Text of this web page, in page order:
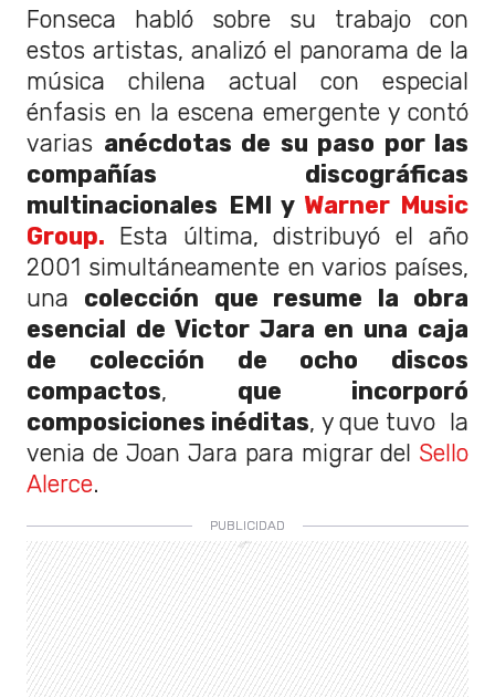
Fonseca habló sobre su trabajo con
estos artistas, analizó el panorama de la
música chilena actual con especial
énfasis en la escena emergente y contó
varias anécdotas de su paso por las
compañías discográficas
multinacionales EMI y Warner Music
Group. Esta última, distribuyó el año
2001 simultáneamente en varios países,
una colección que resume la obra
esencial de Victor Jara en una caja
de colección de ocho discos
compactos, que incorporó
composiciones inéditas, y que tuvo la
venia de Joan Jara para migrar del Sello
Alerce.